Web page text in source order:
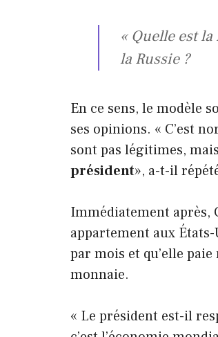
« Quelle est
la Russie ?
En ce sens, le modèle
ses opinions. « C’est
sont pas légitimes, mais
président», a-t-il
Immédiatement après,
appartement aux
par mois et qu’elle
monnaie.
« Le président est-il